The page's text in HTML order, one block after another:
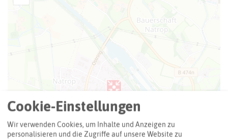
Cookie-Einstellungen
Wir verwenden Cookies, um Inhalte und Anzeigen zu
personalisieren und die Zugriffe auf unsere Website zu